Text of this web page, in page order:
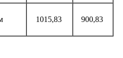
1015,83 900,83